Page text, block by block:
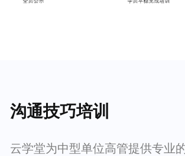
沟通技巧培训
云学堂为中型单位高管提供专业